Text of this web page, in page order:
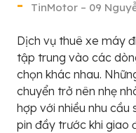
TinMotor – 09
Dịch vụ thuê xe máy
tập trung vào các
chọn khác nhau.
chuyển trở nên nhẹ
hợp với nhiều nhu cầu
pin đầy trước khi giao